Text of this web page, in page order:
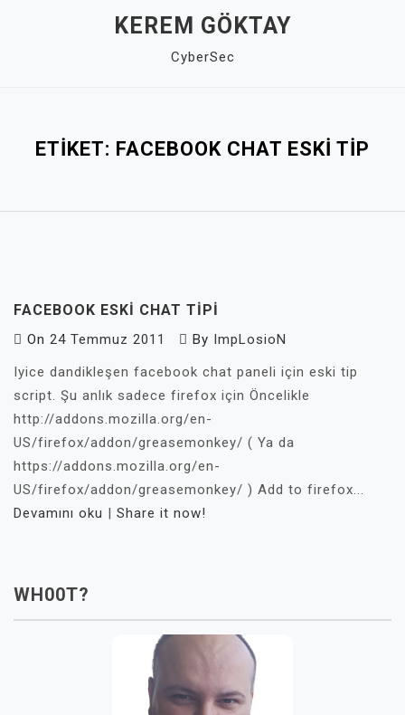
KEREM GÖKTAY
CyberSec
ETIKET: FACEBOOK CHAT ESKI TIP
FACEBOOK ESKI CHAT TIPI
On 24 Temmuz 2011 By ImpLosioN
Iyice dandikleşen facebook chat paneli için eski tip
script. Şu anlık sadece firefox için Öncelikle
http://addons.mozilla.org/en-
US/firefox/addon/greasemonkey/ ( Ya da
https://addons.mozilla.org/en-
US/firefox/addon/greasemonkey/ ) Add to firefox...
Devamını oku | Share it now!
WH00T?